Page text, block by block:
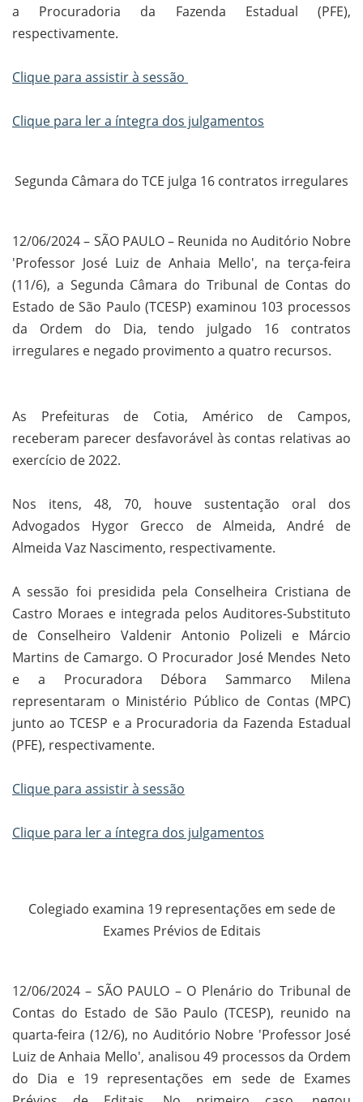
a Procuradoria da Fazenda Estadual (PFE),
respectivamente.
Clique para assistir à sessão
Clique para ler a íntegra dos julgamentos
Segunda Câmara do TCE julga 16 contratos irregulares
12/06/2024 – SÃO PAULO – Reunida no Auditório Nobre
'Professor José Luiz de Anhaia Mello', na terça-feira
(11/6), a Segunda Câmara do Tribunal de Contas do
Estado de São Paulo (TCESP) examinou 103 processos
da Ordem do Dia, tendo julgado 16 contratos
irregulares e negado provimento a quatro recursos.
As Prefeituras de Cotia, Américo de Campos,
receberam parecer desfavorável às contas relativas ao
exercício de 2022.
Nos itens, 48, 70, houve sustentação oral dos
Advogados Hygor Grecco de Almeida, André de
Almeida Vaz Nascimento, respectivamente.
A sessão foi presidida pela Conselheira Cristiana de
Castro Moraes e integrada pelos Auditores-Substituto
de Conselheiro Valdenir Antonio Polizeli e Márcio
Martins de Camargo. O Procurador José Mendes Neto
e a Procuradora Débora Sammarco Milena
representaram o Ministério Público de Contas (MPC)
junto ao TCESP e a Procuradoria da Fazenda Estadual
(PFE), respectivamente.
Clique para assistir à sessão
Clique para ler a íntegra dos julgamentos
Colegiado examina 19 representações em sede de
Exames Prévios de Editais
12/06/2024 – SÃO PAULO – O Plenário do Tribunal de
Contas do Estado de São Paulo (TCESP), reunido na
quarta-feira (12/6), no Auditório Nobre 'Professor José
Luiz de Anhaia Mello', analisou 49 processos da Ordem
do Dia e 19 representações em sede de Exames